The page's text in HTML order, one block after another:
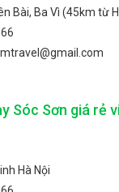
Bài, Ba Vì (45km từ
Sóc Sơn giá rẻ
Hà Nội